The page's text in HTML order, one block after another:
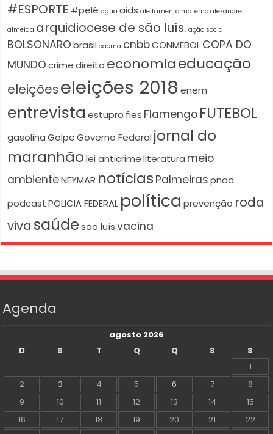
#ESPORTE #pelé agua aids aleitamento materno alexandre
almeida arquidiocese de são luís. ação social
BOLSONARO brasil caema cnbbCONMEBOLCOPA DO
MUNDO crime direito economiaeducação
eleiçõeseleições 2018 enem
entrevista estupro fies Flamengo FUTEBOL
gasolina Golpe Governo Federal jornal do
maranhão lei anticrime literatura meio
ambienteNEYMAR notícias Palmeiras pnad
podcast POLICIA FEDERAL política prevenção roda
viva saúde são luís vacina
Agenda
agosto 2026
D
S T Q Q S
S
1
2
3 4 5 6 7
8
9
10 11 12 13 14
15
16
17 18 19 20 21
22